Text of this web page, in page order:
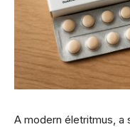
A modern életritmus, a